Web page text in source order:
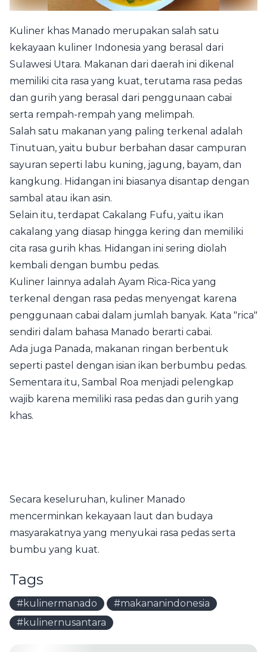
Kuliner khas Manado merupakan salah satu
kekayaan kuliner Indonesia yang berasal dari
Sulawesi Utara. Makanan dari daerah ini dikenal
memiliki cita rasa yang kuat, terutama rasa pedas
dan gurih yang berasal dari penggunaan cabai
serta rempah-rempah yang melimpah.
Salah satu makanan yang paling terkenal adalah
Tinutuan, yaitu bubur berbahan dasar campuran
sayuran seperti labu kuning, jagung, bayam, dan
kangkung. Hidangan ini biasanya disantap dengan
sambal atau ikan asin.
Selain itu, terdapat Cakalang Fufu, yaitu ikan
cakalang yang diasap hingga kering dan memiliki
cita rasa gurih khas. Hidangan ini sering diolah
kembali dengan bumbu pedas.
Kuliner lainnya adalah Ayam Rica-Rica yang
terkenal dengan rasa pedas menyengat karena
penggunaan cabai dalam jumlah banyak. Kata "rica"
sendiri dalam bahasa Manado berarti cabai.
Ada juga Panada, makanan ringan berbentuk
seperti pastel dengan isian ikan berbumbu pedas.
Sementara itu, Sambal Roa menjadi pelengkap
wajib karena memiliki rasa pedas dan gurih yang
khas.
Secara keseluruhan, kuliner Manado
mencerminkan kekayaan laut dan budaya
masyarakatnya yang menyukai rasa pedas serta
bumbu yang kuat.
Tags
#kulinermanado
#makananindonesia
#kulinernusantara